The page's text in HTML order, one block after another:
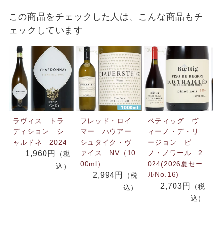
この商品をチェックした人は、こんな商品もチ
ェックしています
ラヴィス トラ
ディション シ
ャルドネ 2024
1,960円
（税
込）
フレッド・ロイ
マー ハウアー
シュタイク・ヴ
ァイス NV（10
00ml）
2,994円
（税
込）
ベティッグ ヴ
ィーノ・デ・リ
ージョン ピ
ノ・ノワール 2
024(2026夏セー
ルNo.16)
2,703円
（税
込）